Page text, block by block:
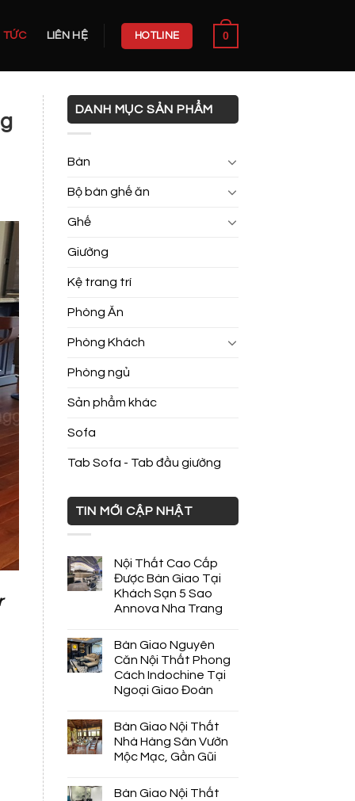
TỨC LIÊN HỆ HOTLINE 0
DANH MỤC SẢN PHẨM
Bàn
Bộ bàn ghế ăn
Ghế
Giường
Kệ trang trí
Phòng Ăn
Phòng Khách
Phòng ngủ
Sản phẩm khác
Sofa
Tab Sofa - Tab đầu giường
TIN MỚI CẬP NHẬT
Nội Thất Cao Cấp
Được Bàn Giao Tại
Khách Sạn 5 Sao
Annova Nha Trang
Bàn Giao Nguyên
Căn Nội Thất Phong
Cách Indochine Tại
Ngoại Giao Đoàn
Bàn Giao Nội Thất
Nhà Hàng Sân Vườn
Mộc Mạc, Gần Gũi
Bàn Giao Nội Thất